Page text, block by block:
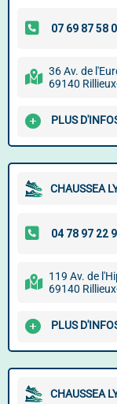
36 Av. de
69140
PLUS
CHAUSSEA
119 Av. de
69140
PLUS
CHAUSSEA